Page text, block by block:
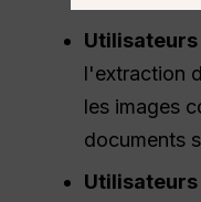
l'extraction
les images
documents